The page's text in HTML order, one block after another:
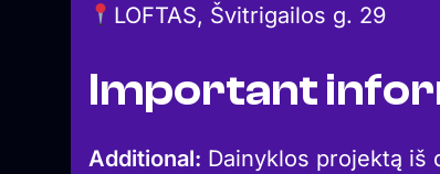
LOFTAS, Švitrigailos g. 29
Important
Additional: Dainyklos projektą iš